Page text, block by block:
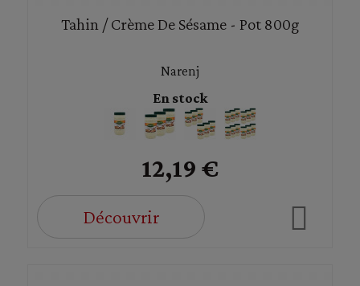
Tahin / Crème De Sésame - Pot 800g
Narenj
En stock
12,19 €
Découvrir